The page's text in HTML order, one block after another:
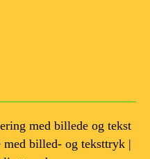
med billede og tekst
billed- og teksttryk |